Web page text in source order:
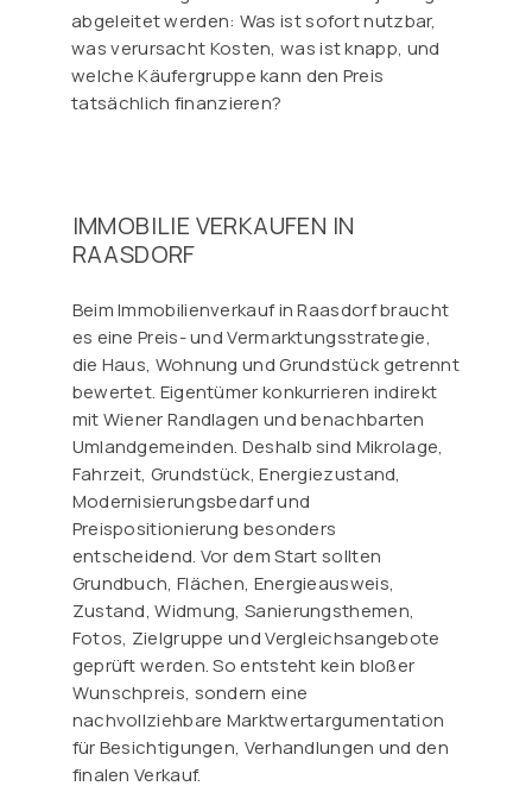
abgeleitet werden: Was ist sofort nutzbar,
was verursacht Kosten, was ist knapp, und
welche Käufergruppe kann den Preis
tatsächlich finanzieren?
IMMOBILIE VERKAUFEN IN
RAASDORF
Beim Immobilienverkauf in Raasdorf braucht
es eine Preis- und Vermarktungsstrategie,
die Haus, Wohnung und Grundstück getrennt
bewertet. Eigentümer konkurrieren indirekt
mit Wiener Randlagen und benachbarten
Umlandgemeinden. Deshalb sind Mikrolage,
Fahrzeit, Grundstück, Energiezustand,
Modernisierungsbedarf und
Preispositionierung besonders
entscheidend. Vor dem Start sollten
Grundbuch, Flächen, Energieausweis,
Zustand, Widmung, Sanierungsthemen,
Fotos, Zielgruppe und Vergleichsangebote
geprüft werden. So entsteht kein bloßer
Wunschpreis, sondern eine
nachvollziehbare Marktwertargumentation
für Besichtigungen, Verhandlungen und den
finalen Verkauf.